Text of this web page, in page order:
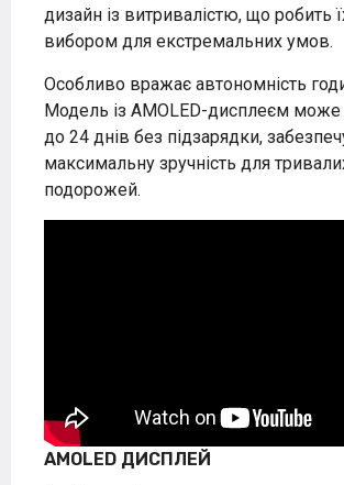
дизайн із витривалістю, що робить
вибором для екстремальних умов.
Особливо вражає автономність
Модель із AMOLED-дисплеєм
до 24 днів без підзарядки,
максимальну зручність для
подорожей.
AMOLED ДИСПЛЕЙ